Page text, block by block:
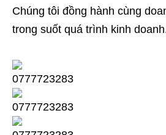
Chúng tôi đồng hành cùng
trong suốt quá trình kinh